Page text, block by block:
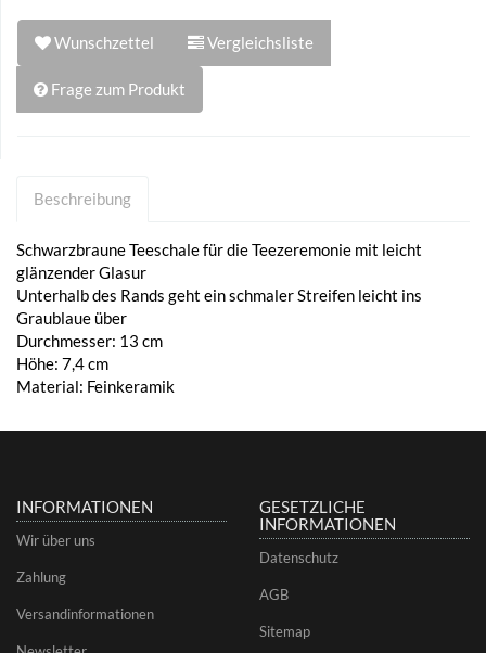
Wunschzettel Vergleichsliste
Frage zum Produkt
Beschreibung
Schwarzbraune Teeschale für die Teezeremonie mit leicht
glänzender Glasur
Unterhalb des Rands geht ein schmaler Streifen leicht ins
Graublaue über
Durchmesser: 13 cm
Höhe: 7,4 cm
Material: Feinkeramik
INFORMATIONEN
Wir über uns
Zahlung
Versandinformationen
GESETZLICHE
INFORMATIONEN
Datenschutz
AGB
Sitemap